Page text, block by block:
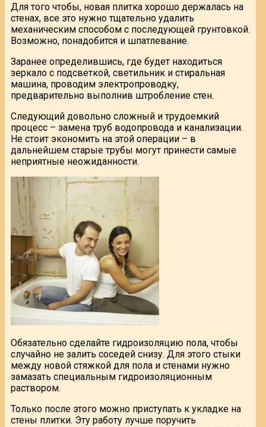
Для того чтобы, новая плитка хорошо держалась на
стенах, все это нужно тщательно удалить
механическим способом с последующей грунтовкой.
Возможно, понадобится и шпатлевание.
Заранее определившись, где будет находиться
зеркало с подсветкой, светильник и стиральная
машина, проводим электропроводку,
предварительно выполнив штробление стен.
Следующий довольно сложный и трудоемкий
процесс – замена труб водопровода и канализации.
Не стоит экономить на этой операции – в
дальнейшем старые трубы могут принести самые
неприятные неожиданности.
Обязательно сделайте гидроизоляцию пола, чтобы
случайно не залить соседей снизу. Для этого стыки
между новой стяжкой для пола и стенами нужно
замазать специальным гидроизоляционным
раствором.
Только после этого можно приступать к укладке на
стены плитки. Эту работу лучше поручить